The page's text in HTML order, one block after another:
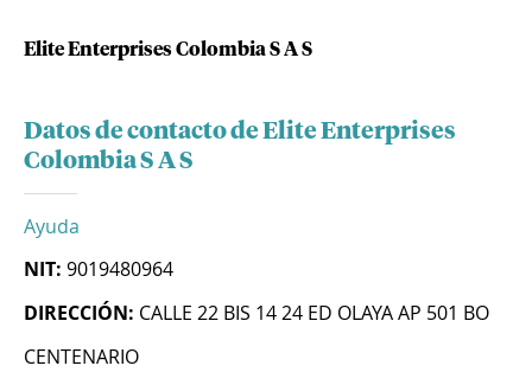
Elite Enterprises Colombia S A S
Datos de contacto de Elite Enterprises
Colombia S A S
Ayuda
NIT: 9019480964
DIRECCIÓN: CALLE 22 BIS 14 24 ED OLAYA AP 501 BO
CENTENARIO